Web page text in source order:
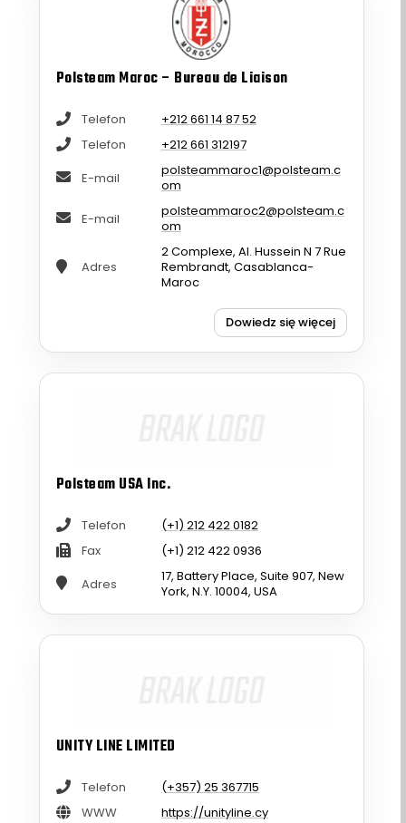
Polsteam Maroc – Bureau de Liaison
Telefon
+212 661 14 87 52
Telefon
+212 661 312197
E-mail
polsteammaroc1@polsteam.c
om
E-mail
polsteammaroc2@polsteam.c
om
Adres
2 Complexe, Al. Hussein N 7 Rue
Rembrandt, Casablanca-
Maroc
Dowiedz się więcej
Polsteam USA Inc.
Telefon
(+1) 212 422 0182
Fax
(+1) 212 422 0936
Adres
17, Battery Place, Suite 907, New
York, N.Y. 10004, USA
UNITY LINE LIMITED
Telefon
(+357) 25 367715
WWW
https://unityline.cy